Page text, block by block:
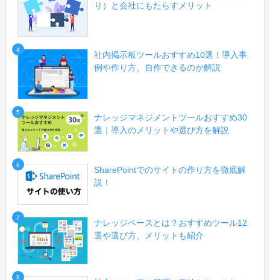
り）と会社にもたらすメリット
4
社内掲示板ツールおすすめ10選！導入事
例や作り方、自作できるのか解説
5
ナレッジマネジメントツールおすすめ30
選｜導入のメリットや選び方を解説
6
SharePointでのサイトの作り方を徹底解
説！
7
ナレッジベースとは？おすすめツール12
選や選び方、メリットも紹介
8